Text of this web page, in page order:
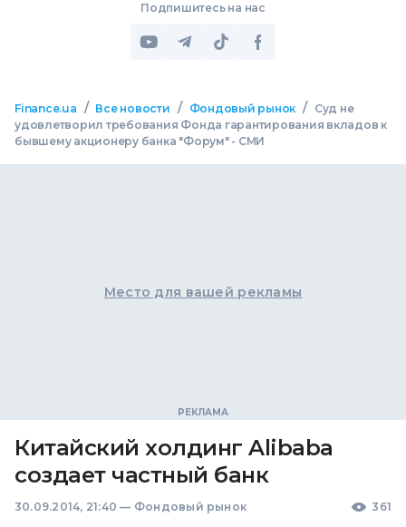
Подпишитесь на нас
Finance.ua / Все новости / Фондовый рынок /
Суд не
удовлетворил требования Фонда гарантирования вкладов к
бывшему акционеру банка "Форум" - СМИ
Место для вашей рекламы
Китайский холдинг Alibaba
создает частный банк
30.09.2014, 21:40 — Фондовый рынок 361